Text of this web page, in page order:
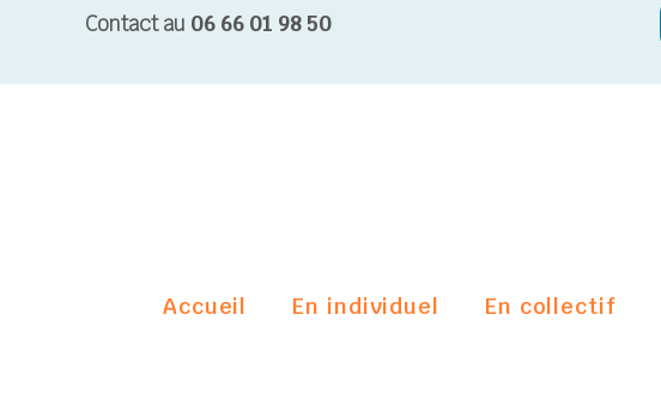
Contact au 06 66 01 98 50
Accueil En individuel En collectif